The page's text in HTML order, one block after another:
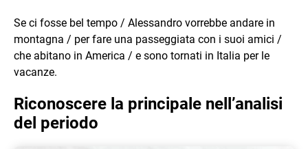
Se ci fosse bel tempo / Alessandro vorrebbe andare in
montagna / per fare una passeggiata con i suoi amici /
che abitano in America / e sono tornati in Italia per le
vacanze.
Riconoscere la principale nell’analisi
del periodo